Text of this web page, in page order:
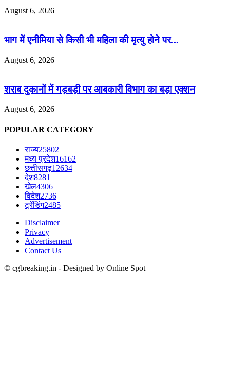
August 6, 2026
भाग में एनीमिया से किसी भी महिला की मृत्यु होने पर...
August 6, 2026
शराब दुकानों में गड़बड़ी पर आबकारी विभाग का बड़ा एक्शन
August 6, 2026
POPULAR CATEGORY
राज्य25802
मध्य प्रदेश16162
छत्तीसगढ़12634
देश8281
खेल4306
विदेश2736
ट्रेंडिंग2485
Disclaimer
Privacy
Advertisement
Contact Us
© cgbreaking.in - Designed by Online Spot